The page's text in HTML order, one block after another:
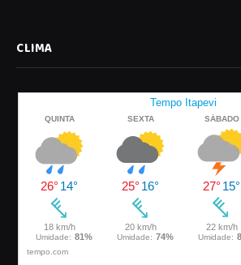
CLIMA